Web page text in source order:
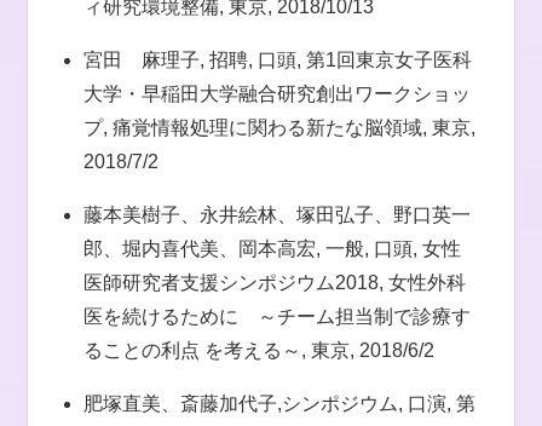
ィ研究環境整備, 東京, 2018/10/13
宮田 麻理子, 招聘, 口頭, 第1回東京女子医科
大学・早稲田大学融合研究創出ワークショッ
プ, 痛覚情報処理に関わる新たな脳領域, 東京,
2018/7/2
藤本美樹子、永井絵林、塚田弘子、野口英一
郎、堀内喜代美、岡本高宏, 一般, 口頭, 女性
医師研究者支援シンポジウム2018, 女性外科
医を続けるために ～チーム担当制で診療す
ることの利点 を考える～, 東京, 2018/6/2
肥塚直美、斎藤加代子,シンポジウム, 口演, 第